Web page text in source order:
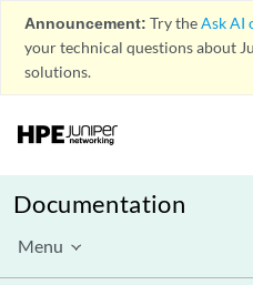
Announcement: Try theAsk AI
your technical questions about
solutions.
Documentation
Menu